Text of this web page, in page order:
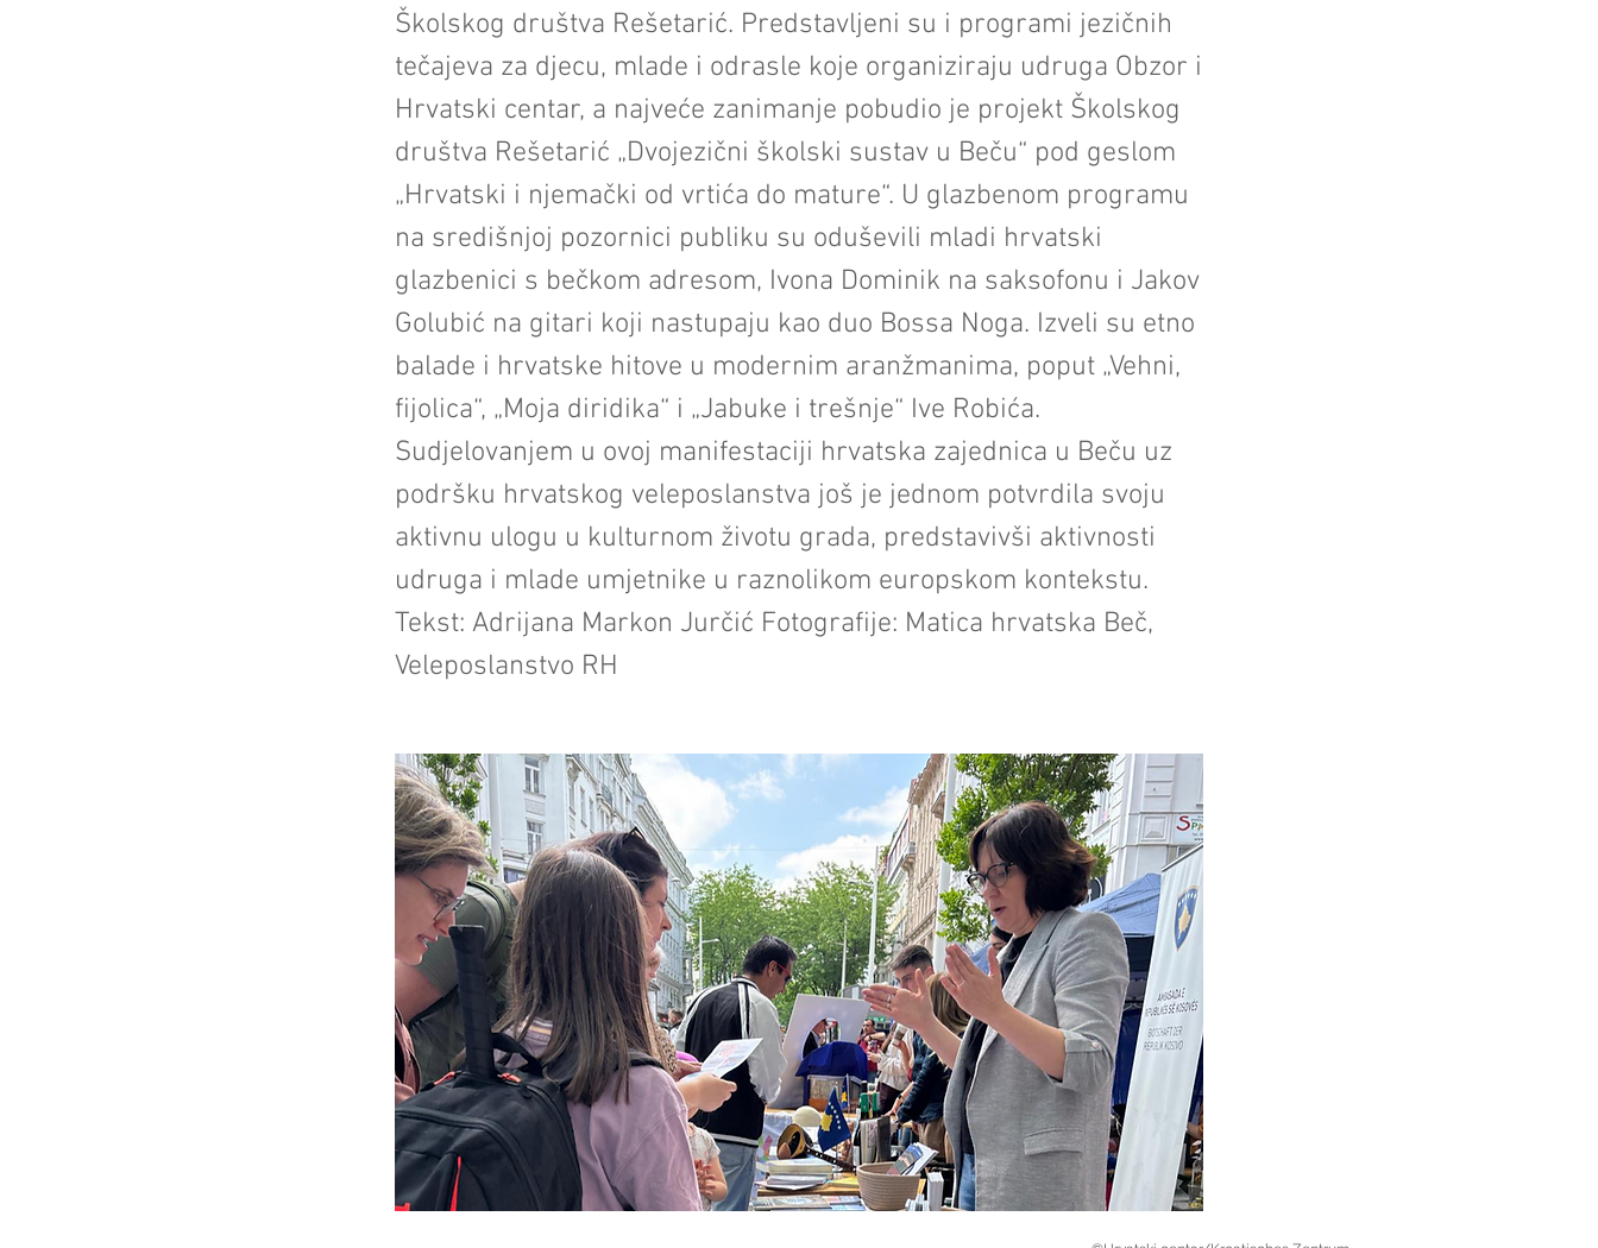
Školskog društva Rešetarić. Predstavljeni su i programi jezičnih
tečajeva za djecu, mlade i odrasle koje organiziraju udruga Obzor i
Hrvatski centar, a najveće zanimanje pobudio je projekt Školskog
društva Rešetarić „Dvojezični školski sustav u Beču“ pod geslom
„Hrvatski i njemački od vrtića do mature“. U glazbenom programu
na središnjoj pozornici publiku su oduševili mladi hrvatski
glazbenici s bečkom adresom, Ivona Dominik na saksofonu i Jakov
Golubić na gitari koji nastupaju kao duo Bossa Noga. Izveli su etno
balade i hrvatske hitove u modernim aranžmanima, poput „Vehni,
fijolica“, „Moja diridika“ i „Jabuke i trešnje“ Ive Robića.
Sudjelovanjem u ovoj manifestaciji hrvatska zajednica u Beču uz
podršku hrvatskog veleposlanstva još je jednom potvrdila svoju
aktivnu ulogu u kulturnom životu grada, predstavivši aktivnosti
udruga i mlade umjetnike u raznolikom europskom kontekstu.
Tekst: Adrijana Markon Jurčić Fotografije: Matica hrvatska Beč,
Veleposlanstvo RH